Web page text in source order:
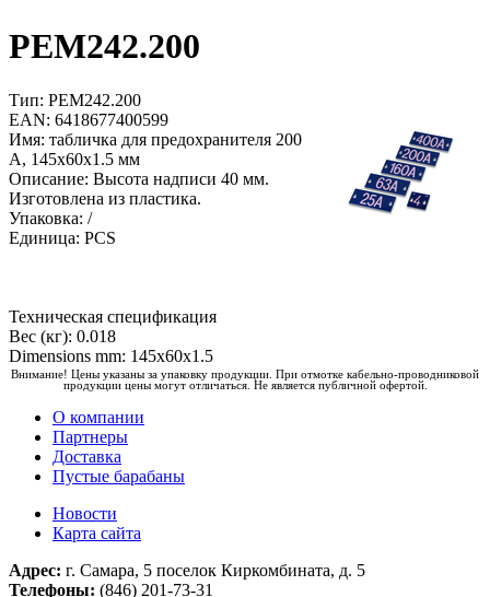
PEM242.200
Тип: PEM242.200
EAN: 6418677400599
Имя: табличка для предохранителя 200
A, 145x60x1.5 мм
Описание: Высота надписи 40 мм.
Изготовлена из пластика.
Упаковка: /
Единица: PCS
Техническая спецификация
Вес (кг): 0.018
Dimensions mm: 145x60x1.5
Внимание! Цены указаны за упаковку продукции. При отмотке кабельно-проводниковой
продукции цены могут отличаться. Не является публичной офертой.
О компании
Партнеры
Доставка
Пустые барабаны
Новости
Карта сайта
Адрес: г. Самара, 5 поселок Киркомбината, д. 5
Телефоны: (846) 201-73-31